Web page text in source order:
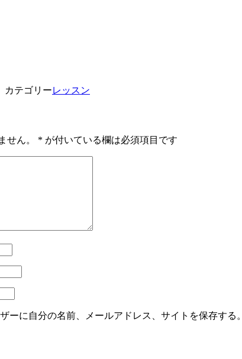
カテゴリーレッスン
せん。 * が付いている欄は必須項目です
ーに自分の名前、メールアドレス、サイトを保存する。